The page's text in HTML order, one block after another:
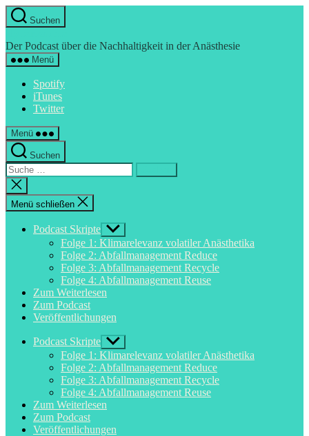
Direkt
zum
wechseln
Suchen
Der Podcast über die Nachhaltigkeit in der Anästhesie
Menü
Spotify
iTunes
Twitter
Menü
Suchen
Suche
nach:
Suche
schließen
Menü schließen
Podcast Skripte Untermenü
anzeigen
Folge 1: Klimarelevanz volatiler Anästhetika
Folge 2: Abfallmanagement Reduce
Folge 3: Abfallmanagement Recycle
Folge 4: Abfallmanagement Reuse
Zum Weiterlesen
Zum Podcast
Veröffentlichungen
Podcast Skripte Untermenü
anzeigen
Folge 1: Klimarelevanz volatiler Anästhetika
Folge 2: Abfallmanagement Reduce
Folge 3: Abfallmanagement Recycle
Folge 4: Abfallmanagement Reuse
Zum Weiterlesen
Zum Podcast
Veröffentlichungen